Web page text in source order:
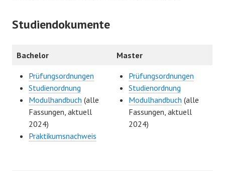
Studiendokumente
Bachelor Master
Prüfungsordnungen
Studienordnung
Modulhandbuch (alle
Fassungen, aktuell
2024)
Praktikumsnachweis
Prüfungsordnungen
Studienordnung
Modulhandbuch (alle
Fassungen, aktuell
2024)